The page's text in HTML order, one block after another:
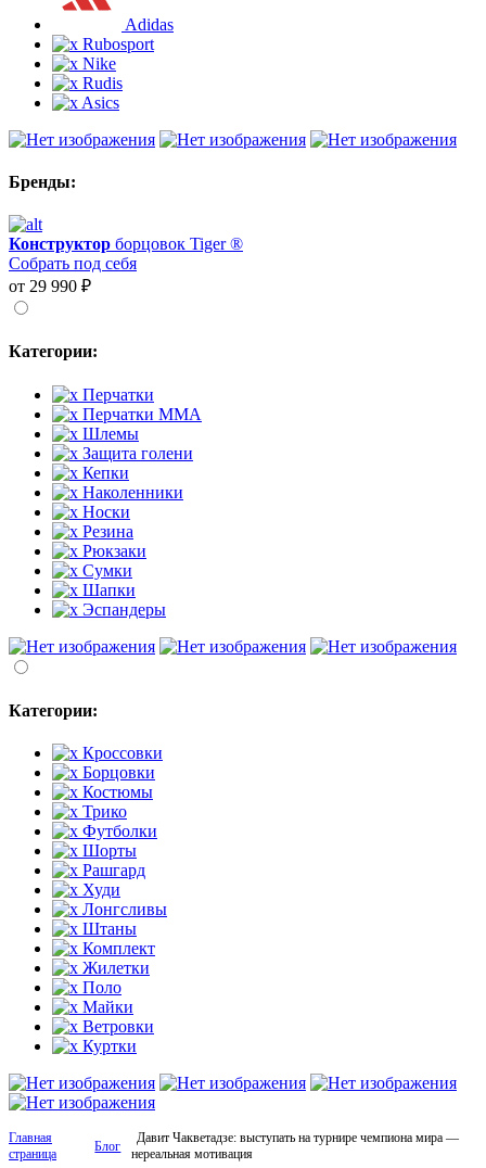
Adidas
Rubosport
Nike
Rudis
Asics
Бренды:
Конструктор борцовок Tiger ®
Собрать под себя
от 29 990 ₽
Категории:
Перчатки
Перчатки MMA
Шлемы
Защита голени
Кепки
Наколенники
Носки
Резина
Рюкзаки
Сумки
Шапки
Эспандеры
Категории:
Кроссовки
Борцовки
Костюмы
Трико
Футболки
Шорты
Рашгард
Худи
Лонгсливы
Штаны
Комплект
Жилетки
Поло
Майки
Ветровки
Куртки
Главная
страница
Блог
Давит Чакветадзе: выступать на турнире чемпиона мира —
нереальная мотивация